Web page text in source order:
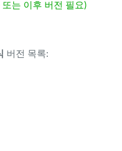
는 이후 버전 필요)
버전 목록: